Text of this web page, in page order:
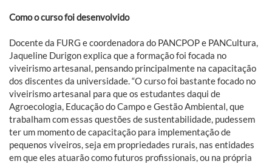
Como o curso foi desenvolvido
Docente da FURG e coordenadora do PANCPOP e PANCultura,
Jaqueline Durigon explica que a formação foi focada no
viveirismo artesanal, pensando principalmente na capacitação
dos discentes da universidade. “O curso foi bastante focado no
viveirismo artesanal para que os estudantes daqui de
Agroecologia, Educação do Campo e Gestão Ambiental, que
trabalham com essas questões de sustentabilidade, pudessem
ter um momento de capacitação para implementação de
pequenos viveiros, seja em propriedades rurais, nas entidades
em que eles atuarão como futuros profissionais, ou na própria